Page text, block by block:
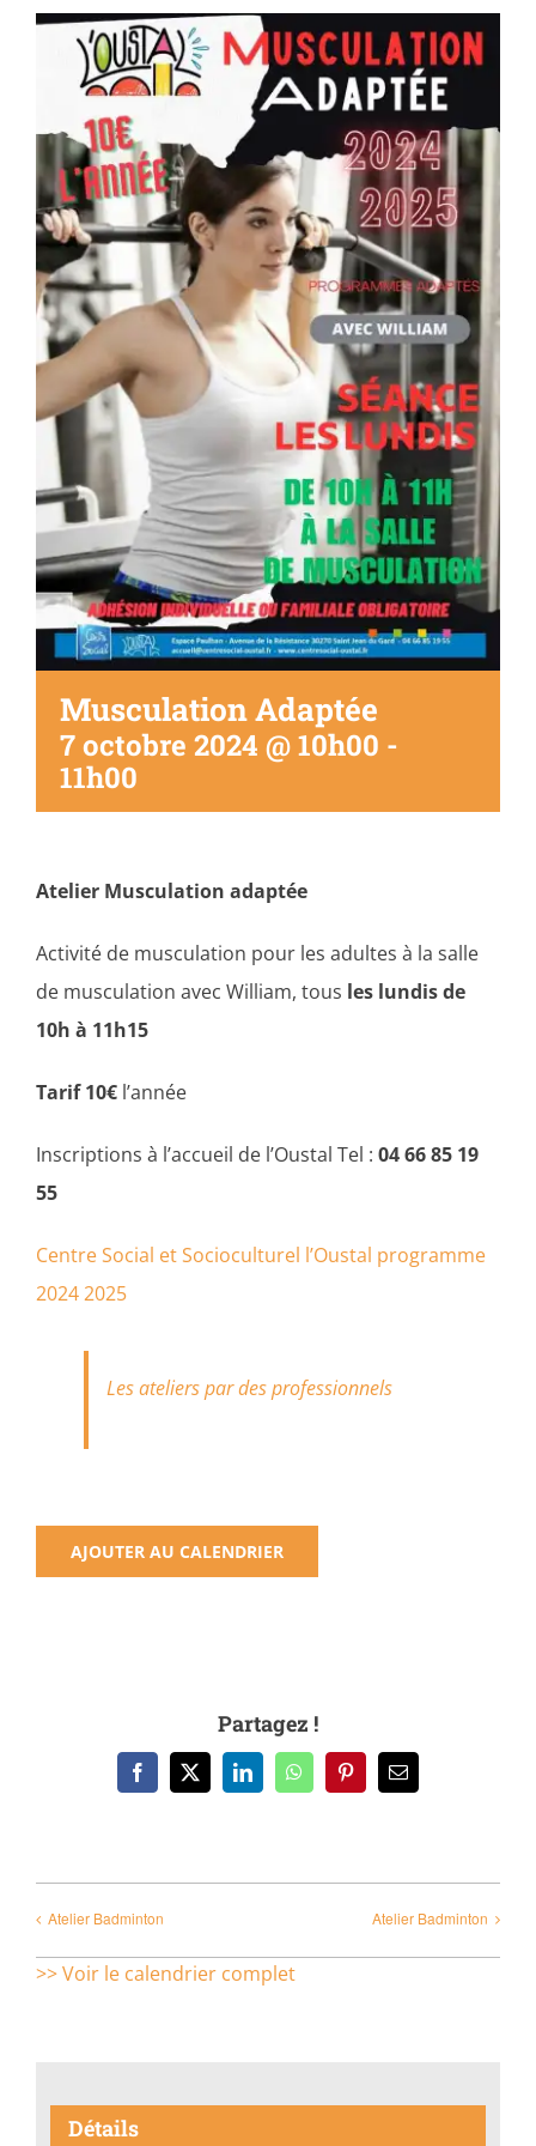
Séniors, Vie locale
Contacts
Musculation Adaptée
7 octobre 2024 @ 10h00 -
11h00
Atelier Musculation adaptée
Activité de musculation pour les adultes à la salle
de musculation avec William, tous les lundis de
10h à 11h15
Tarif 10€ l’année
Inscriptions à l’accueil de l’Oustal Tel : 04 66 85 19
55
Centre Social et Socioculturel l’Oustal programme
2024 2025
Les ateliers par des professionnels
AJOUTER AU CALENDRIER
Partagez !
Facebook
X LinkedInWhatsAppPinterestEmail
Atelier Badminton Atelier Badminton
>> Voir le calendrier complet
Détails